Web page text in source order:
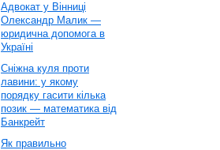
Адвокат у Вінниці
Олександр Малик —
юридична допомога в
Україні
Сніжна куля проти
лавини: у якому
порядку гасити кілька
позик — математика від
Банкрейт
Як правильно